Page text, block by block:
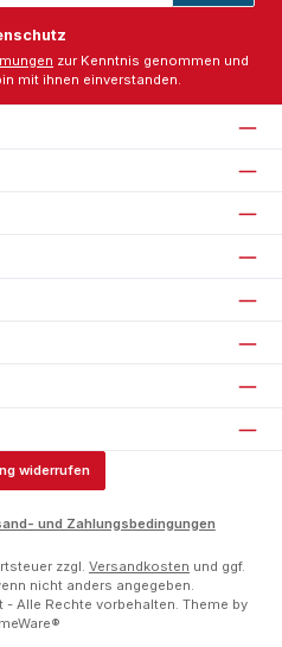
zur Kenntnis genommen und
mit ihnen einverstanden.
widerrufen
und Zahlungsbedingungen
zzgl. Versandkosten und ggf.
nicht anders angegeben.
Alle Rechte vorbehalten. Theme by